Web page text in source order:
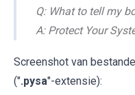
Q: What to tell my
A: Protect Your
Screenshot van
(".pysa"-extensie):